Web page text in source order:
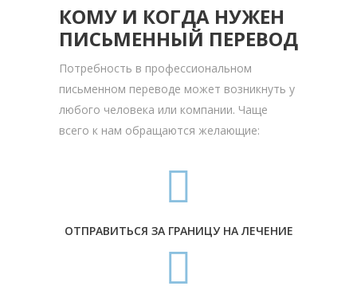
КОМУ И КОГДА НУЖЕН
ПИСЬМЕННЫЙ ПЕРЕВОД
Потребность в профессиональном
письменном переводе может возникнуть у
любого человека или компании. Чаще
всего к нам обращаются желающие:
ОТПРАВИТЬСЯ ЗА ГРАНИЦУ НА ЛЕЧЕНИЕ